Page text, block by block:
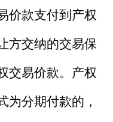
价款支付到产权
方交纳的交易保
交易价款。产权
为分期付款的，